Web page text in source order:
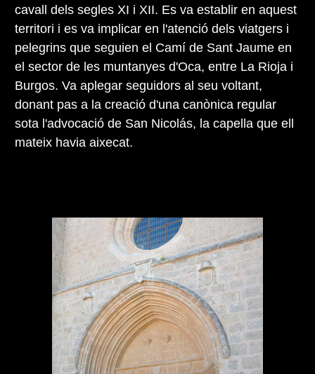
cavall dels segles XI i XII. Es va establir en aquest
territori i es va implicar en l'atenció dels viatgers i
pelegrins que seguien el Camí de Sant Jaume en
el sector de les muntanyes d'Oca, entre La Rioja i
Burgos. Va aplegar seguidors al seu voltant,
donant pas a la creació d'una canònica regular
sota l'advocació de San Nicolás, la capella que ell
mateix havia aixecat.